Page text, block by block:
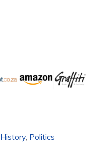
History, Politics